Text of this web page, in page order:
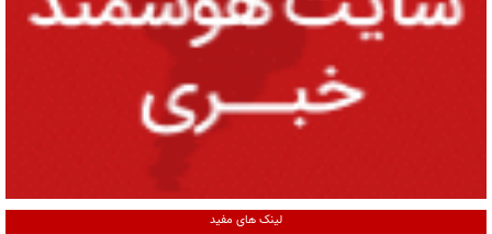
لینک های مفید